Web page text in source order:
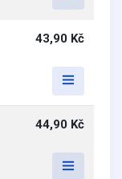
43,90 Kč
44,90 Kč